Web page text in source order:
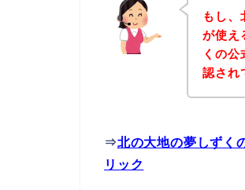
もし、
が使え
くの
認され
⇒北の大地の夢しずく
リック